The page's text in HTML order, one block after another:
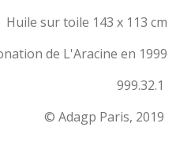
Huile sur toile 143 x 113 cm
de L'Aracine en 1999
999.32.1
© Adagp Paris, 2019